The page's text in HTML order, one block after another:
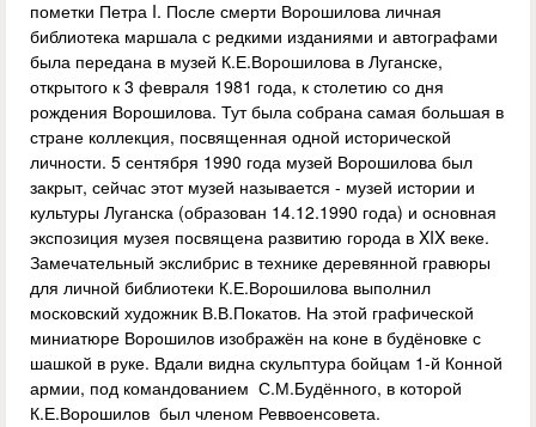
пометки Петра I. После смерти Ворошилова личная
библиотека маршала с редкими изданиями и автографами
была передана в музей К.Е.Ворошилова в Луганске,
открытого к 3 февраля 1981 года, к столетию со дня
рождения Ворошилова. Тут была собрана самая большая в
стране коллекция, посвященная одной исторической
личности. 5 сентября 1990 года музей Ворошилова был
закрыт, сейчас этот музей называется - музей истории и
культуры Луганска (образован 14.12.1990 года) и основная
экспозиция музея посвящена развитию города в XIX веке.
Замечательный экслибрис в технике деревянной гравюры
для личной библиотеки К.Е.Ворошилова выполнил
московский художник В.В.Покатов. На этой графической
миниатюре Ворошилов изображён на коне в будёновке с
шашкой в руке. Вдали видна скульптура бойцам 1-й Конной
армии, под командованием С.М.Будённого, в которой
К.Е.Ворошилов был членом Реввоенсовета.